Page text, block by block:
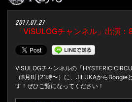
2017.07.27
「ViSULOGチャンネル」出演：
ViSULOGチャンネルの「HYSTERIC
（8月8日21時〜）に、JILUKAからBoogie
す！ぜひご覧になってください！